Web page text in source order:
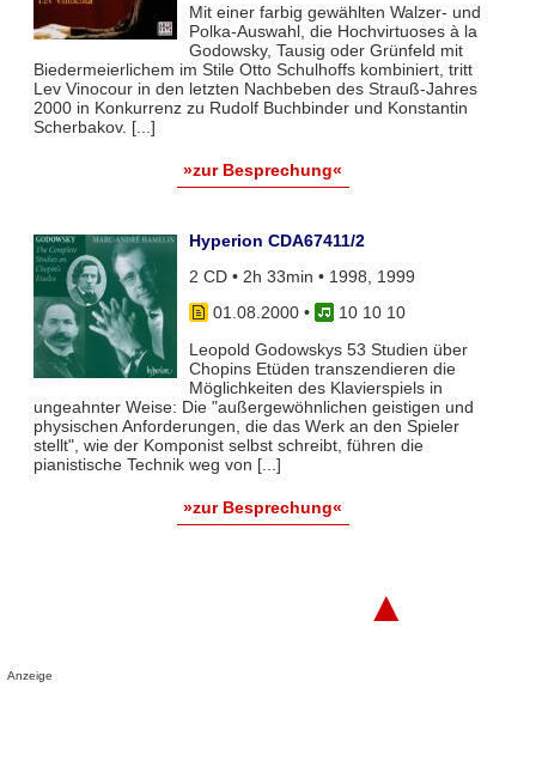
Mit einer farbig gewählten Walzer- und
Polka-Auswahl, die Hochvirtuoses à la
Godowsky, Tausig oder Grünfeld mit
Biedermeierlichem im Stile Otto Schulhoffs kombiniert, tritt
Lev Vinocour in den letzten Nachbeben des Strauß-Jahres
2000 in Konkurrenz zu Rudolf Buchbinder und Konstantin
Scherbakov. [...]
»zur Besprechung«
Hyperion CDA67411/2
2 CD • 2h 33min • 1998, 1999
01.08.2000•
10 10 10
Leopold Godowskys 53 Studien über
Chopins Etüden transzendieren die
Möglichkeiten des Klavierspiels in
ungeahnter Weise: Die "außergewöhnlichen geistigen und
physischen Anforderungen, die das Werk an den Spieler
stellt", wie der Komponist selbst schreibt, führen die
pianistische Technik weg von [...]
»zur Besprechung«
▲
Anzeige